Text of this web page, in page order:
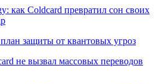
как Coldcard превратил сон своих
защиты от квантовых угроз
не вызвал массовых переводов